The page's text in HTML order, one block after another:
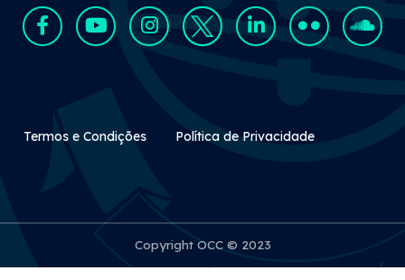
Rodapé Secundário
Termos e Condições Política de Privacidade
Copyright OCC © 2023